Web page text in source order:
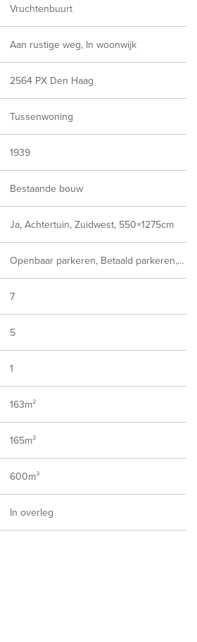
Vruchtenbuurt
Aan rustige weg, In woonwijk
2564 PX Den Haag
Tussenwoning
1939
Bestaande bouw
Ja, Achtertuin, Zuidwest, 550×1275cm
Openbaar parkeren, Betaald parkeren, Parkeervergunning
7
5
1
163m²
165m²
600m³
In overleg